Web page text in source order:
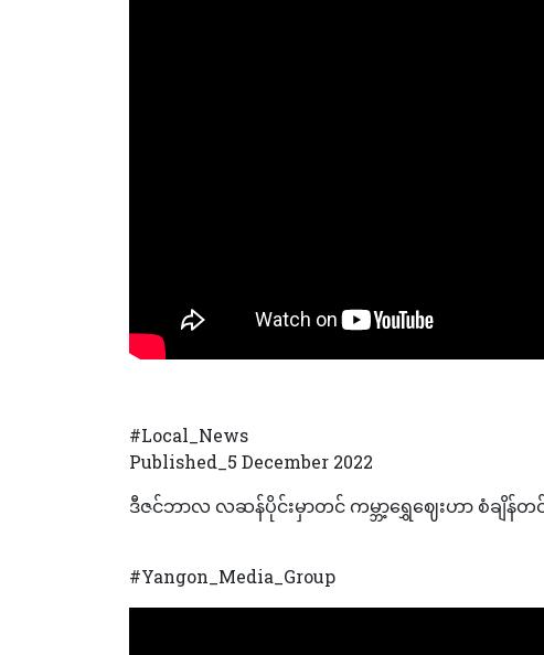
#Local_News
Published_5 December 2022
ဒီဇင်ဘာလ လဆန်ပိုင်းမှာတင် ကမ္ဘာ့ရွှေဈေးဟာ စံချိန်
#Yangon_Media_Group